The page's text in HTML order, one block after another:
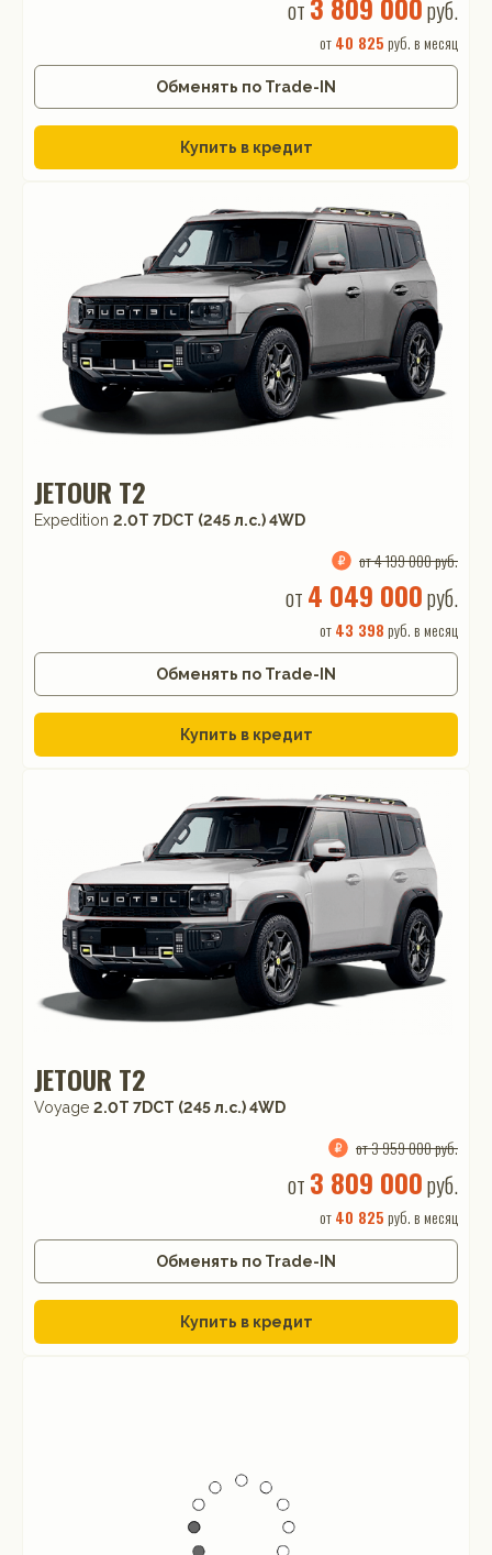
от 3 809 000руб.
от40 825 руб. в месяц
Обменять по Trade-IN
Купить в кредит
JETOUR T2
Expedition 2.0T 7DCT (245 л.с.) 4WD
от 4 199 000 руб.
от 4 049 000руб.
от43 398 руб. в месяц
Обменять по Trade-IN
Купить в кредит
JETOUR T2
Voyage 2.0T 7DCT (245 л.с.) 4WD
от 3 959 000 руб.
от 3 809 000руб.
от40 825 руб. в месяц
Обменять по Trade-IN
Купить в кредит